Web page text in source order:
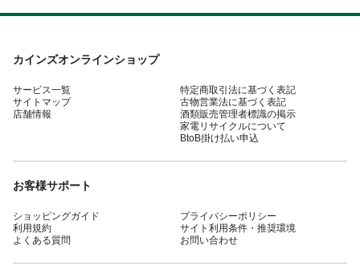
カインズオンラインショップ
サービス一覧
サイトマップ
店舗情報
特定商取引法に基づく表記
古物営業法に基づく表記
酒類販売管理者標識の掲示
家電リサイクルについて
BtoB掛け払い申込
お客様サポート
ショッピングガイド
利用規約
よくある質問
プライバシーポリシー
サイト利用条件・推奨環境
お問い合わせ